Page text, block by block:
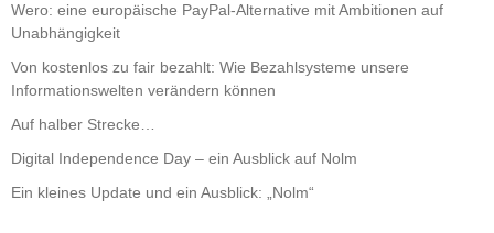
Wero: eine europäische PayPal-Alternative mit Ambitionen auf
Unabhängigkeit
Von kostenlos zu fair bezahlt: Wie Bezahlsysteme unsere
Informationswelten verändern können
Auf halber Strecke…
Digital Independence Day – ein Ausblick auf Nolm
Ein kleines Update und ein Ausblick: „Nolm“